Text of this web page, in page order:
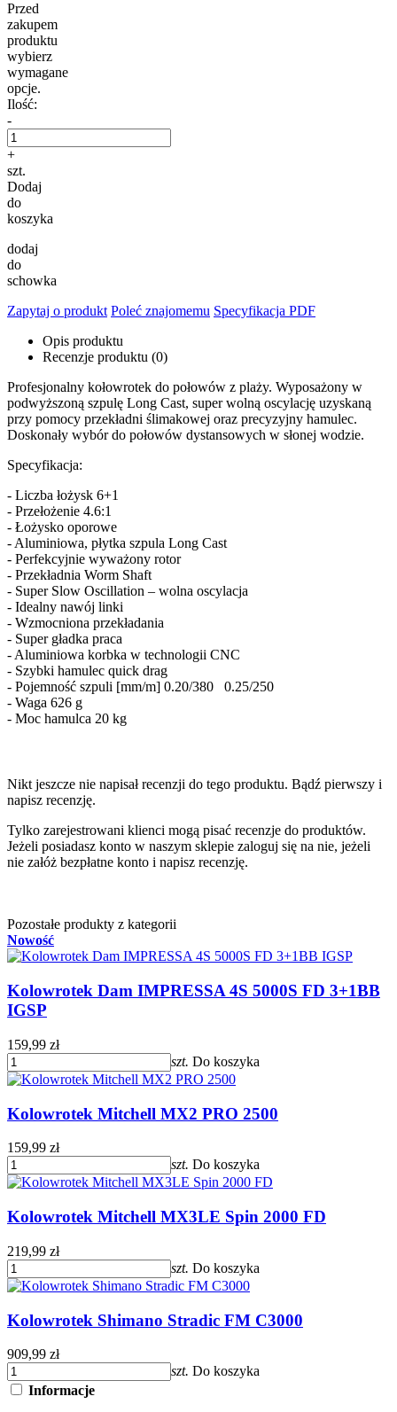
Przed
zakupem
produktu
wybierz
wymagane
opcje.
Ilość:
-
+
szt.
Dodaj
do
koszyka
dodaj
do
schowka
Zapytaj o produkt Poleć znajomemu Specyfikacja PDF
Opis produktu
Recenzje produktu (0)
Profesjonalny kołowrotek do połowów z plaży. Wyposażony w
podwyższoną szpulę Long Cast, super wolną oscylację uzyskaną
przy pomocy przekładni ślimakowej oraz precyzyjny hamulec.
Doskonały wybór do połowów dystansowych w słonej wodzie.
Specyfikacja:
- Liczba łożysk 6+1
- Przełożenie 4.6:1
- Łożysko oporowe
- Aluminiowa, płytka szpula Long Cast
- Perfekcyjnie wyważony rotor
- Przekładnia Worm Shaft
- Super Slow Oscillation – wolna oscylacja
- Idealny nawój linki
- Wzmocniona przekładania
- Super gładka praca
- Aluminiowa korbka w technologii CNC
- Szybki hamulec quick drag
- Pojemność szpuli [mm/m] 0.20/380 0.25/250
- Waga 626 g
- Moc hamulca 20 kg
Nikt jeszcze nie napisał recenzji do tego produktu. Bądź pierwszy i
napisz recenzję.
Tylko zarejestrowani klienci mogą pisać recenzje do produktów.
Jeżeli posiadasz konto w naszym sklepie zaloguj się na nie, jeżeli
nie załóż bezpłatne konto i napisz recenzję.
Pozostałe produkty z kategorii
Nowość
Kolowrotek Dam IMPRESSA 4S 5000S FD 3+1BB
IGSP
159,99 zł
szt. Do koszyka
Kolowrotek Mitchell MX2 PRO 2500
159,99 zł
szt. Do koszyka
Kolowrotek Mitchell MX3LE Spin 2000 FD
219,99 zł
szt. Do koszyka
Kolowrotek Shimano Stradic FM C3000
909,99 zł
szt. Do koszyka
Informacje